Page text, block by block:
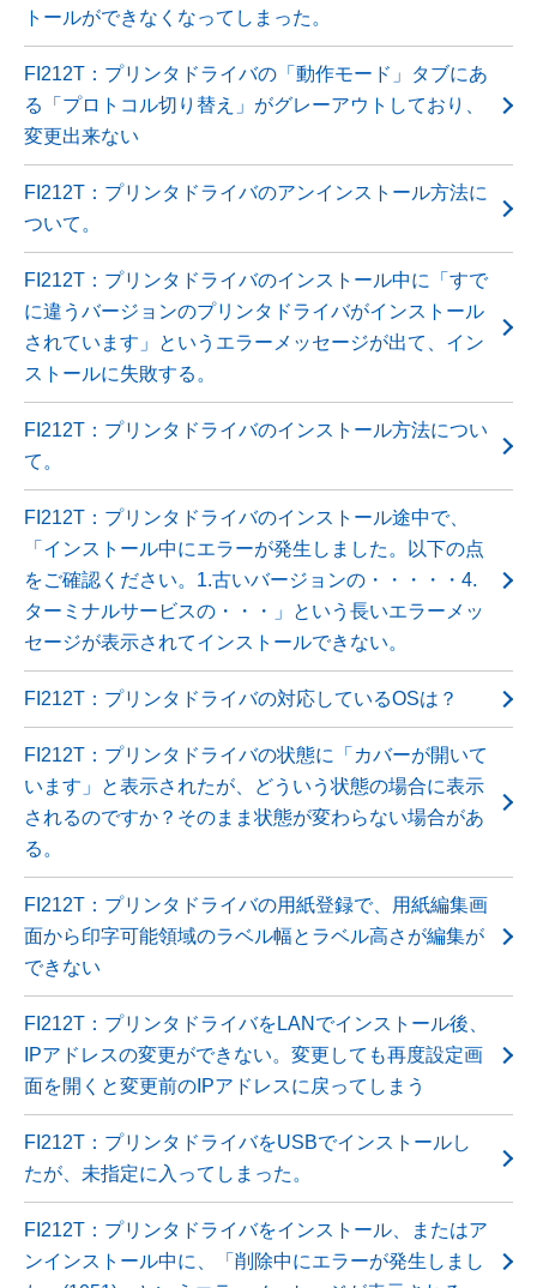
トールができなくなってしまった。
FI212T：プリンタドライバの「動作モード」タブにあ
る「プロトコル切り替え」がグレーアウトしており、
変更出来ない
FI212T：プリンタドライバのアンインストール方法に
ついて。
FI212T：プリンタドライバのインストール中に「すで
に違うバージョンのプリンタドライバがインストール
されています」というエラーメッセージが出て、イン
ストールに失敗する。
FI212T：プリンタドライバのインストール方法につい
て。
FI212T：プリンタドライバのインストール途中で、
「インストール中にエラーが発生しました。以下の点
をご確認ください。1.古いバージョンの・・・・・4.
ターミナルサービスの・・・」という長いエラーメッ
セージが表示されてインストールできない。
FI212T：プリンタドライバの対応しているOSは？
FI212T：プリンタドライバの状態に「カバーが開いて
います」と表示されたが、どういう状態の場合に表示
されるのですか？そのまま状態が変わらない場合があ
る。
FI212T：プリンタドライバの用紙登録で、用紙編集画
面から印字可能領域のラベル幅とラベル高さが編集が
できない
FI212T：プリンタドライバをLANでインストール後、
IPアドレスの変更ができない。変更しても再度設定画
面を開くと変更前のIPアドレスに戻ってしまう
FI212T：プリンタドライバをUSBでインストールし
たが、未指定に入ってしまった。
FI212T：プリンタドライバをインストール、またはア
ンインストール中に、「削除中にエラーが発生しまし